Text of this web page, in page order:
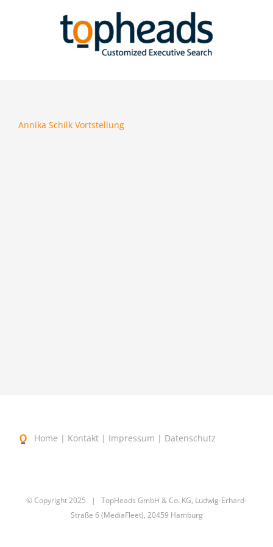
Annika Schilk Vortstellung
Home | Kontakt | Impressum | Datenschutz
© Copyright 2025
| TopHeads GmbH & Co. KG, Ludwig-Erhard-
Straße 6 (MediaFleet), 20459 Hamburg